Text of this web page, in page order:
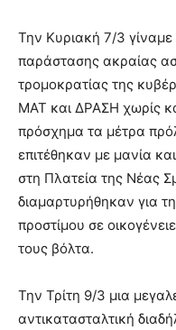
hot
cam
show.desi
xxx
lyons
teaches
you
the
meaning
of
pain.
hd
Την Κυριακή 7/3
παράστασης ακραίας
τρομοκρατίας της
ΜΑΤ και ΔΡΑΣΗ χωρίς
πρόσχημα τα μέτρα
επιτέθηκαν με μανία
στη Πλατεία της Νέας
διαμαρτυρήθηκαν για
προστίμου σε
τους βόλτα.
Την Τρίτη 9/3 μια
αντικατασταλτική